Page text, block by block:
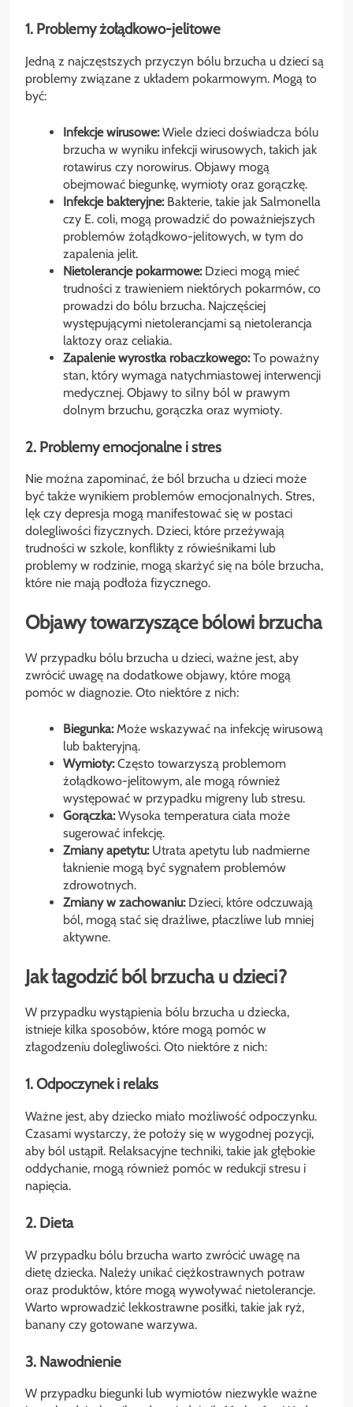
1. Problemy żołądkowo-jelitowe
Jedną z najczęstszych przyczyn bólu brzucha u dzieci są
problemy związane z układem pokarmowym. Mogą to
być:
Infekcje wirusowe:Wiele dzieci doświadcza bólu
brzucha w wyniku infekcji wirusowych, takich jak
rotawirus czy norowirus. Objawy mogą
obejmować biegunkę, wymioty oraz gorączkę.
Infekcje bakteryjne:Bakterie, takie jak Salmonella
czy E. coli, mogą prowadzić do poważniejszych
problemów żołądkowo-jelitowych, w tym do
zapalenia jelit.
Nietolerancje pokarmowe:Dzieci mogą mieć
trudności z trawieniem niektórych pokarmów, co
prowadzi do bólu brzucha. Najczęściej
występującymi nietolerancjami są nietolerancja
laktozy oraz celiakia.
Zapalenie wyrostka robaczkowego:To poważny
stan, który wymaga natychmiastowej interwencji
medycznej. Objawy to silny ból w prawym
dolnym brzuchu, gorączka oraz wymioty.
2. Problemy emocjonalne i stres
Nie można zapominać, że ból brzucha u dzieci może
być także wynikiem problemów emocjonalnych. Stres,
lęk czy depresja mogą manifestować się w postaci
dolegliwości fizycznych. Dzieci, które przeżywają
trudności w szkole, konflikty z rówieśnikami lub
problemy w rodzinie, mogą skarżyć się na bóle brzucha,
które nie mają podłoża fizycznego.
Objawy towarzyszące bólowi brzucha
W przypadku bólu brzucha u dzieci, ważne jest, aby
zwrócić uwagę na dodatkowe objawy, które mogą
pomóc w diagnozie. Oto niektóre z nich:
Biegunka:Może wskazywać na infekcję wirusową
lub bakteryjną.
Wymioty:Często towarzyszą problemom
żołądkowo-jelitowym, ale mogą również
występować w przypadku migreny lub stresu.
Gorączka:Wysoka temperatura ciała może
sugerować infekcję.
Zmiany apetytu:Utrata apetytu lub nadmierne
łaknienie mogą być sygnałem problemów
zdrowotnych.
Zmiany w zachowaniu:Dzieci, które odczuwają
ból, mogą stać się drażliwe, płaczliwe lub mniej
aktywne.
Jak łagodzić ból brzucha u dzieci?
W przypadku wystąpienia bólu brzucha u dziecka,
istnieje kilka sposobów, które mogą pomóc w
złagodzeniu dolegliwości. Oto niektóre z nich:
1. Odpoczynek i relaks
Ważne jest, aby dziecko miało możliwość odpoczynku.
Czasami wystarczy, że położy się w wygodnej pozycji,
aby ból ustąpił. Relaksacyjne techniki, takie jak głębokie
oddychanie, mogą również pomóc w redukcji stresu i
napięcia.
2. Dieta
W przypadku bólu brzucha warto zwrócić uwagę na
dietę dziecka. Należy unikać ciężkostrawnych potraw
oraz produktów, które mogą wywoływać nietolerancje.
Warto wprowadzić lekkostrawne posiłki, takie jak ryż,
banany czy gotowane warzywa.
3. Nawodnienie
W przypadku biegunki lub wymiotów niezwykle ważne